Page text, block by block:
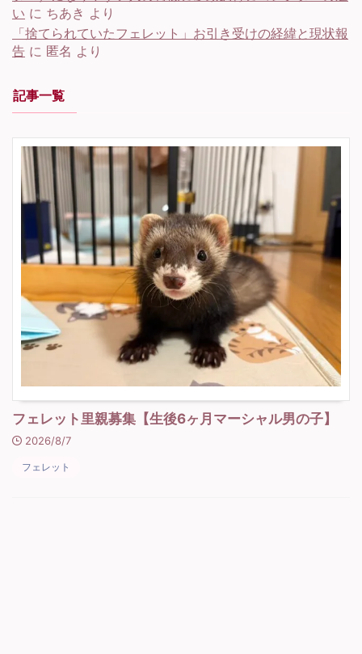
い に ちあき より
「捨てられていたフェレット」お引き受けの経緯と現状報
告 に 匿名 より
記事一覧
フェレット里親募集【生後6ヶ月マーシャル男の子】
2026/8/7
フェレット